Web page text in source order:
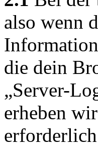
also wenn
die dein
„Server-
erheben